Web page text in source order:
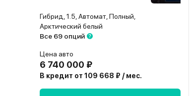
Гибрид, 1.5, Автомат, Полный,
Арктический белый
Все 69 опций
Цена авто
6 740 000 ₽
В кредит от 109 668 ₽ / мес.